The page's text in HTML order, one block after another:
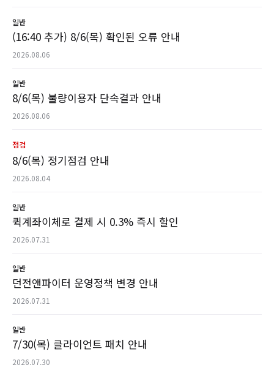
일반
(16:40 추가) 8/6(목) 확인된 오류 안내
2026.08.06
일반
8/6(목) 불량이용자 단속결과 안내
2026.08.06
점검
8/6(목) 정기점검 안내
2026.08.04
일반
퀵계좌이체로 결제 시 0.3% 즉시 할인
2026.07.31
일반
던전앤파이터 운영정책 변경 안내
2026.07.31
일반
7/30(목) 클라이언트 패치 안내
2026.07.30